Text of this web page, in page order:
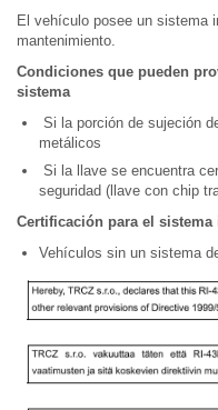
El vehículo posee un sistema
mantenimiento.
Condiciones que pueden
sistema
Si la porción de sujeción
metálicos
Si la llave se encuentra
seguridad (llave con chip
Certificación para el
Vehículos sin un sistema